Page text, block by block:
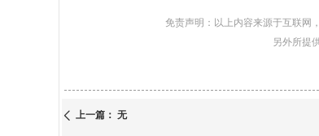
免责声明：以上内容来源于互联网
另外所提
ꄴ 上一篇： 无